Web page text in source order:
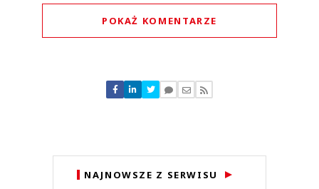
POKAŻ KOMENTARZE
Nie znaleziono komentarzy
Zostaw swoje komentarze
NAJNOWSZE Z SERWISU